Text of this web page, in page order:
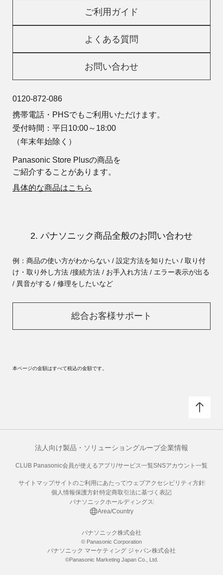
ご利用ガイド
よくある質問
お問い合わせ
0120-872-086
携帯電話・PHSでもご利用いただけます。
受付時間：平日10:00～18:00
（年末年始除く）
Panasonic Store Plusの商品を
ご紹介することがあります。
具体的な商品はこちら
2. パナソニック商品全般のお問い合わせ
例：商品の使い方がわからない / 設定方法を知りたい / 取り付
け・取り外し方法 /接続方法 / お手入れ方法 / エラー表示が出る
/ 異音がする / 修理をしたいなど
総合お客様サポート
本ページの金額はすべて税込の金額です。
法人向け製品・ソリューショングループ企業情報
CLUB Panasonic会員が使えるアプリ/サービス一覧SNSアカウント一覧
サイトマップサイトのご利用にあたって ウェブアクセシビリティ方針
個人情報保護方針特定商取引法に基づく表記
パナソニックホールディングス
Area/Country
パナソニック株式会社
© Panasonic Corporation
パナソニック マーケティング ジャパン株式会社
©Panasonic Marketing Japan Co., Ltd.